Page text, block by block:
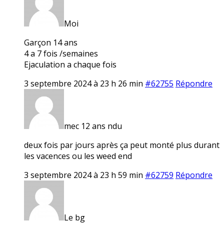
Moi
Garçon 14 ans
4 a 7 fois /semaines
Ejaculation a chaque fois
3 septembre 2024 à 23 h 26 min #62755 Répondre
mec 12 ans ndu
deux fois par jours après ça peut monté plus durant
les vacences ou les weed end
3 septembre 2024 à 23 h 59 min #62759 Répondre
Le bg